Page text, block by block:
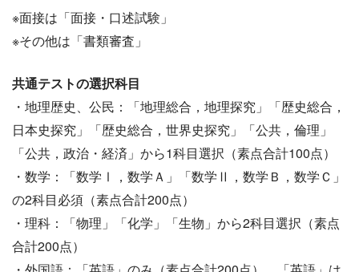
※面接は「面接・口述試験」
※その他は「書類審査」
共通テストの選択科目
・地理歴史、公民：「地理総合，地理探究」「歴史総合，
日本史探究」「歴史総合，世界史探究」「公共，倫理」
「公共，政治・経済」から1科目選択（素点合計100点）
・数学：「数学Ⅰ，数学Ａ」「数学Ⅱ，数学Ｂ，数学Ｃ」
の2科目必須（素点合計200点）
・理科：「物理」「化学」「生物」から2科目選択（素点
合計200点）